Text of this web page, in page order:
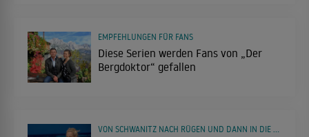
Diese Serien werden Fans von „Der
Bergdoktor“ gefallen
EMPFEHLUNGEN FÜR FANS